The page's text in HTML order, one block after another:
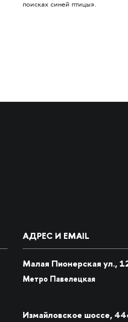
поисках синей птицы».
АДРЕС И EMAIL
Малая Пионерская ул.,
Метро Павелецкая
Измайловское шоссе,